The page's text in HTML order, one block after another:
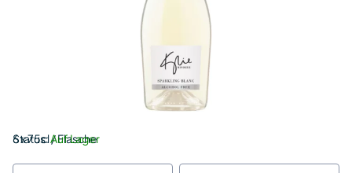
Status:Auf Lager
6 x 75cl / Flasche